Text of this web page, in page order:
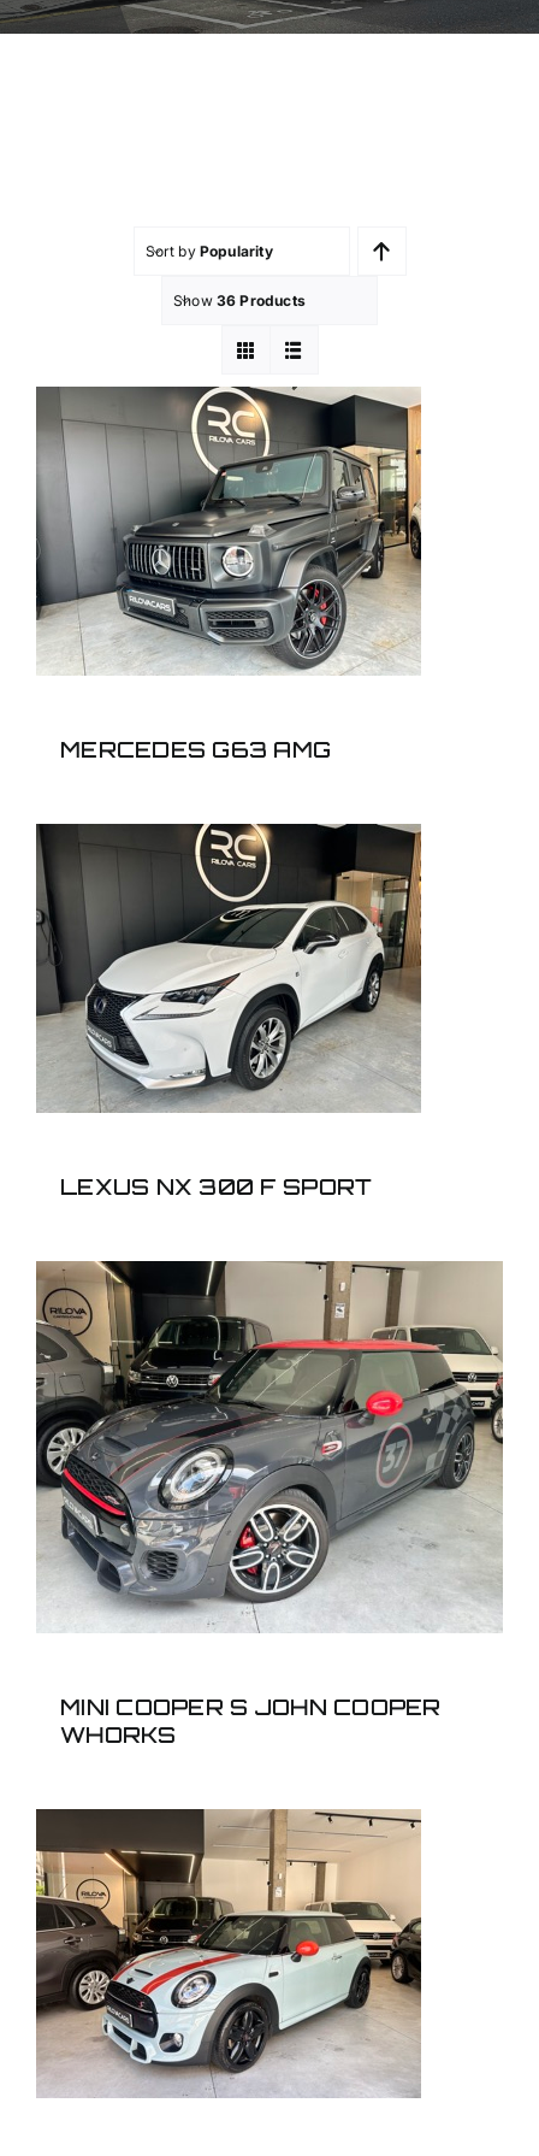
Sort by Popularity
Show 36 Products
MERCEDES G63 AMG
MERCEDES G63 AMG
LEXUS NX 300 F
SPORT
LEXUS NX 300 F SPORT
MINI COOPER S JOHN
COOPER WHORKS
MINI COOPER S JOHN COOPER
WHORKS
MINI COOPER S
DELANEY UNIDAD
317/350